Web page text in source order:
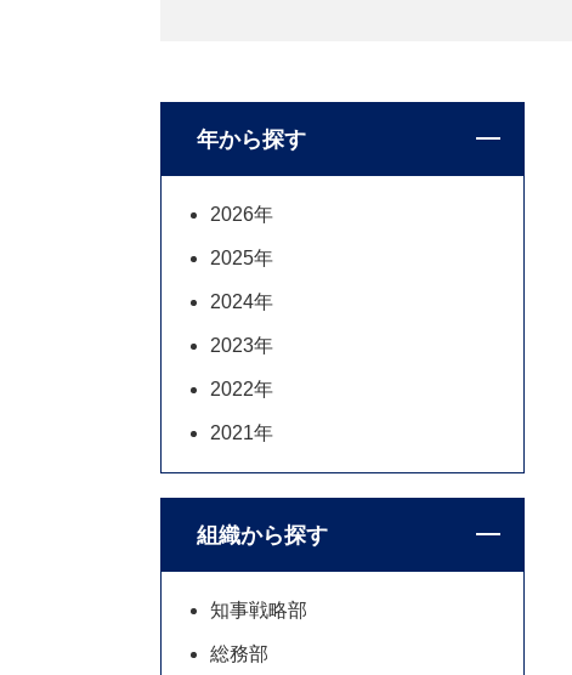
年から探す
2026年
2025年
2024年
2023年
2022年
2021年
組織から探す
知事戦略部
総務部